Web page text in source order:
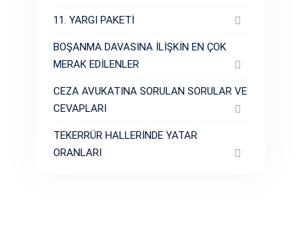
11. YARGI PAKETİ
BOŞANMA DAVASINA İLİŞKİN EN ÇOK
MERAK EDİLENLER
CEZA AVUKATINA SORULAN SORULAR VE
CEVAPLARI
TEKERRÜR HALLERİNDE YATAR
ORANLARI